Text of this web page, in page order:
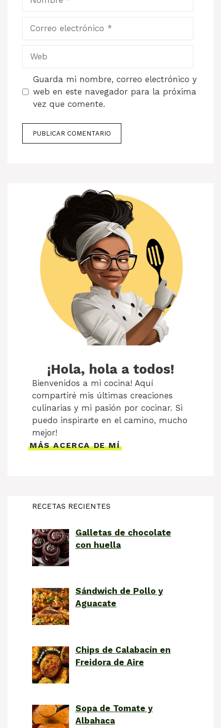
Guarda mi nombre, correo electrónico y
web en este navegador para la próxima
vez que comente.
¡Hola, hola a todos!
Bienvenidos a mi cocina! Aquí
compartiré mis últimas creaciones
culinarias y mi pasión por cocinar. Si
puedo inspirarte en el camino, mucho
mejor!
MÁS ACERCA DE MÍ
RECETAS RECIENTES
Galletas de chocolate
con huella
Sándwich de Pollo y
Aguacate
Chips de Calabacín en
Freidora de Aire
Sopa de Tomate y
Albahaca